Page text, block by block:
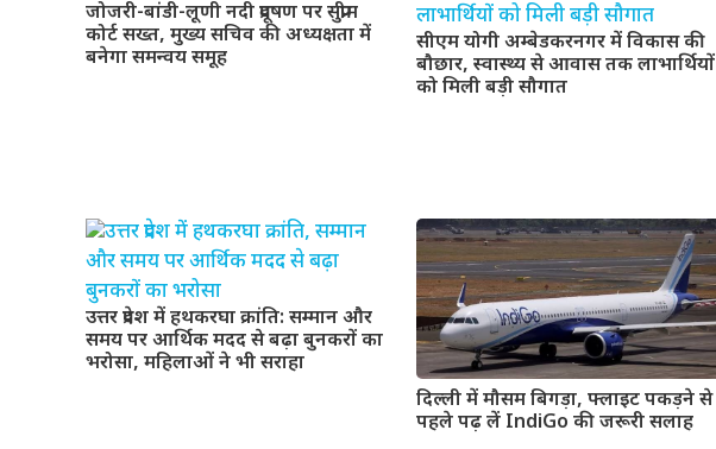
जोजरी-बांडी-लूणी नदी प्रदूषण पर सुप्रीम
कोर्ट सख्त, मुख्य सचिव की अध्यक्षता में
बनेगा समन्वय समूह
सीएम योगी अम्बेडकरनगर में विकास की
बौछार, स्वास्थ्य से आवास तक लाभार्थियों
को मिली बड़ी सौगात
उत्तर प्रदेश में हथकरघा क्रांति: सम्मान और
समय पर आर्थिक मदद से बढ़ा बुनकरों का
भरोसा, महिलाओं ने भी सराहा
दिल्ली में मौसम बिगड़ा, फ्लाइट पकड़ने से
पहले पढ़ लें IndiGo की जरूरी सलाह